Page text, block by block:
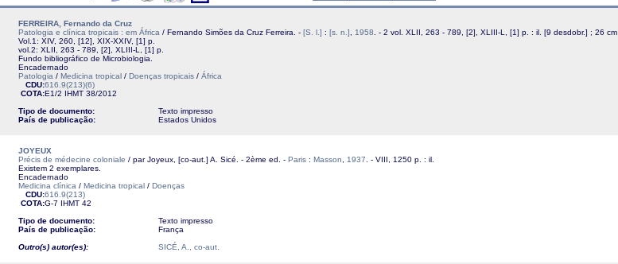
FERREIRA, Fernando da Cruz
Patologia e clínica tropicais : em África / Fernando Simões da Cruz Ferreira. - [S. l.] : [s. n.] 1958 . - 2 vol. XLII, 263 - 789, [2], XLIII-L, [1] p. : il. [9 desdobr.] ; 26 cm
Vol.1: XIV, 260, [12], XIX-XXIV, [1] p.
vol.2: XLII, 263 - 789, [2], XLIII-L, [1] p.
Fundo bibliográfico de Microbiologia.
Encadernado
Patologia / Medicina tropical / Doenças tropicais / África
CDU:616.9(213)(6)
COTA:E1/2 IHMT 38/2012
Tipo de documento:
Texto impresso
País de publicação:
Estados Unidos
JOYEUX
Précis de médecine coloniale / par Joyeux, [co-aut.] A. Sicé. - 2ème ed. - Paris : Masson 1937 . - VIII, 1250 p. : il.
Existem 2 exemplares.
Encadernado
Medicina clínica / Medicina tropical / Doenças
CDU:616.9(213)
COTA:G-7 IHMT 42
Tipo de documento:
Texto impresso
País de publicação:
França
Outro(s) autor(es):
SICÉ, A., co-aut.